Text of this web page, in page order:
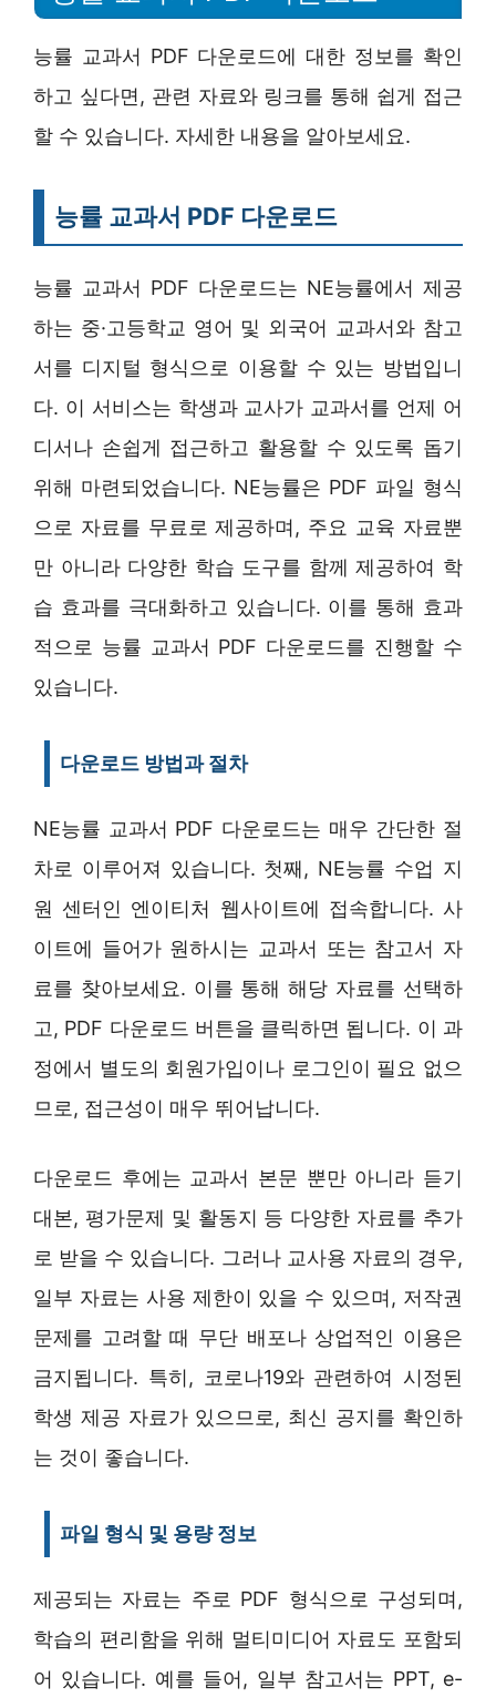
능률 교과서 PDF 다운로드에 대한 정보를 확인
하고 싶다면, 관련 자료와 링크를 통해 쉽게 접근
할 수 있습니다. 자세한 내용을 알아보세요.
능률 교과서 PDF 다운로드
능률 교과서 PDF 다운로드는 NE능률에서 제공
하는 중·고등학교 영어 및 외국어 교과서와 참고
서를 디지털 형식으로 이용할 수 있는 방법입니
다. 이 서비스는 학생과 교사가 교과서를 언제 어
디서나 손쉽게 접근하고 활용할 수 있도록 돕기
위해 마련되었습니다. NE능률은 PDF 파일 형식
으로 자료를 무료로 제공하며, 주요 교육 자료뿐
만 아니라 다양한 학습 도구를 함께 제공하여 학
습 효과를 극대화하고 있습니다. 이를 통해 효과
적으로 능률 교과서 PDF 다운로드를 진행할 수
있습니다.
다운로드 방법과 절차
NE능률 교과서 PDF 다운로드는 매우 간단한 절
차로 이루어져 있습니다. 첫째, NE능률 수업 지
원 센터인 엔이티처 웹사이트에 접속합니다. 사
이트에 들어가 원하시는 교과서 또는 참고서 자
료를 찾아보세요. 이를 통해 해당 자료를 선택하
고, PDF 다운로드 버튼을 클릭하면 됩니다. 이 과
정에서 별도의 회원가입이나 로그인이 필요 없으
므로, 접근성이 매우 뛰어납니다.
다운로드 후에는 교과서 본문 뿐만 아니라 듣기
대본, 평가문제 및 활동지 등 다양한 자료를 추가
로 받을 수 있습니다. 그러나 교사용 자료의 경우,
일부 자료는 사용 제한이 있을 수 있으며, 저작권
문제를 고려할 때 무단 배포나 상업적인 이용은
금지됩니다. 특히, 코로나19와 관련하여 시정된
학생 제공 자료가 있으므로, 최신 공지를 확인하
는 것이 좋습니다.
파일 형식 및 용량 정보
제공되는 자료는 주로 PDF 형식으로 구성되며,
학습의 편리함을 위해 멀티미디어 자료도 포함되
어 있습니다. 예를 들어, 일부 참고서는 PPT, e-